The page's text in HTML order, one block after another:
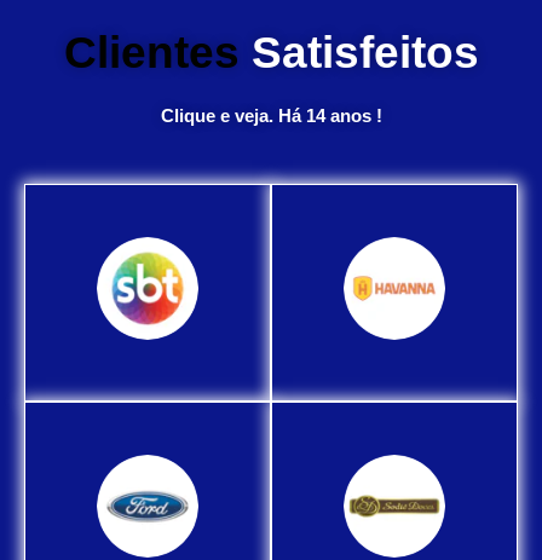
Clientes Satisfeitos
Clique e veja. Há 14 anos !